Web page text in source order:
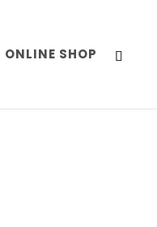
ONLINE SHOP